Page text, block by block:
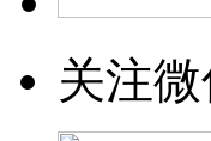
关注